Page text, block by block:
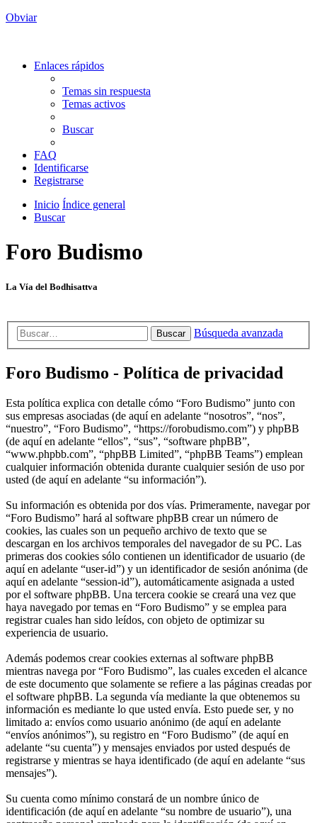
Obviar
Enlaces rápidos
Temas sin respuesta
Temas activos
Buscar
FAQ
Identificarse
Registrarse
Inicio Índice general
Buscar
Foro Budismo
La Vía del Bodhisattva
Buscar Búsqueda avanzada
Foro Budismo - Política de privacidad
Esta política explica con detalle cómo “Foro Budismo” junto con
sus empresas asociadas (de aquí en adelante “nosotros”, “nos”,
“nuestro”, “Foro Budismo”, “https://forobudismo.com”) y phpBB
(de aquí en adelante “ellos”, “sus”, “software phpBB”,
“www.phpbb.com”, “phpBB Limited”, “phpBB Teams”) emplean
cualquier información obtenida durante cualquier sesión de uso por
usted (de aquí en adelante “su información”).
Su información es obtenida por dos vías. Primeramente, navegar por
“Foro Budismo” hará al software phpBB crear un número de
cookies, las cuales son un pequeño archivo de texto que se
descargan en los archivos temporales del navegador de su PC. Las
primeras dos cookies sólo contienen un identificador de usuario (de
aquí en adelante “user-id”) y un identificador de sesión anónima (de
aquí en adelante “session-id”), automáticamente asignada a usted
por el software phpBB. Una tercera cookie se creará una vez que
haya navegado por temas en “Foro Budismo” y se emplea para
registrar cuales han sido leídos, con objeto de optimizar su
experiencia de usuario.
Además podemos crear cookies externas al software phpBB
mientras navega por “Foro Budismo”, las cuales exceden el alcance
de este documento que solamente se refiere a las páginas creadas por
el software phpBB. La segunda vía mediante la que obtenemos su
información es mediante lo que usted envía. Esto puede ser, y no
limitado a: envíos como usuario anónimo (de aquí en adelante
“envíos anónimos”), su registro en “Foro Budismo” (de aquí en
adelante “su cuenta”) y mensajes enviados por usted después de
registrarse y mientras se haya identificado (de aquí en adelante “sus
mensajes”).
Su cuenta como mínimo constará de un nombre único de
identificación (de aquí en adelante “su nombre de usuario”), una